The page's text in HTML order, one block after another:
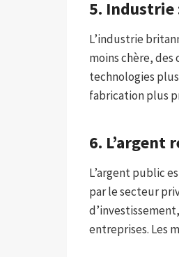
5. Industrie
L’industrie
moins chère, des
technologies
fabrication plus
6. L’argent
L’argent public
par le secteur
entreprises. Les